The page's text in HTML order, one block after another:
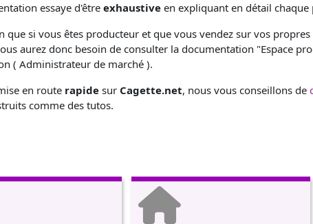
essaye d'êtreexhaustiveen expliquant en détail chaque
que si vous êtes producteur et que vous vendez sur vos
aurez donc besoin de consulter la documentation "Espace
( Administrateur de marché ).
en route rapidesur Cagette.net, nous vous conseillons de
comme des tutos.